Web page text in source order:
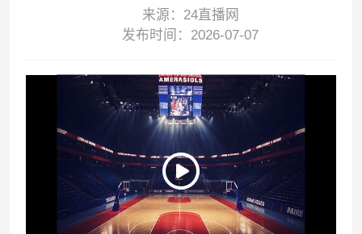
来源：24直播网
发布时间：2026-07-07